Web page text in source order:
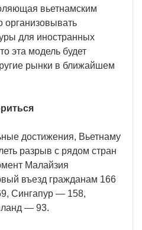
вьетнамским
организовывать
для иностранных
эта модель будет
рынки в ближайшем
достижения, Вьетнаму
разрыв с рядом стран
Малайзия
въезд гражданам 166
Сингапур — 158,
— 93.